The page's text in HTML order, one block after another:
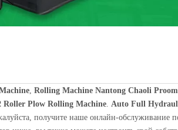
, Rolling Machine Nantong Chaoli
Plow Rolling Machine. Auto Full
получите наше онлайн-обслуживание